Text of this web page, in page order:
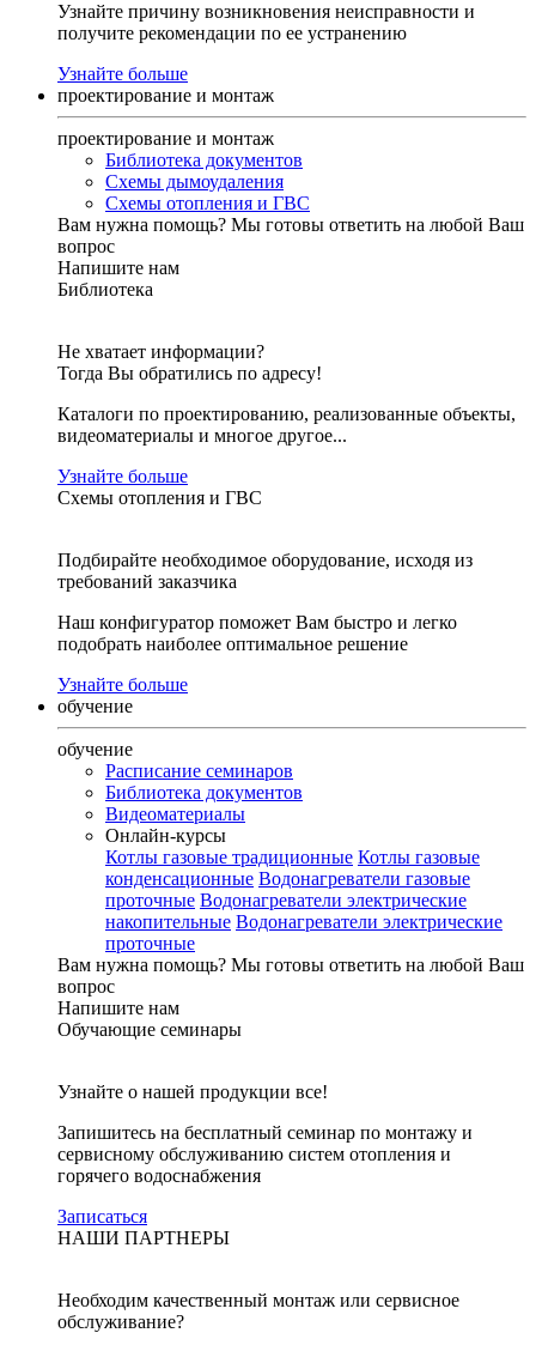
Узнайте причину возникновения неисправности и
получите рекомендации по ее устранению
Узнайте больше
проектирование и монтаж
проектирование и монтаж
Библиотека документов
Схемы дымоудаления
Схемы отопления и ГВС
Вам нужна помощь? Мы готовы ответить на любой Ваш
вопрос
Напишите нам
Библиотека
Не хватает информации?
Тогда Вы обратились по адресу!
Каталоги по проектированию, реализованные объекты,
видеоматериалы и многое другое...
Узнайте больше
Схемы отопления и ГВС
Подбирайте необходимое оборудование, исходя из
требований заказчика
Наш конфигуратор поможет Вам быстро и легко
подобрать наиболее оптимальное решение
Узнайте больше
обучение
обучение
Расписание семинаров
Библиотека документов
Видеоматериалы
Онлайн-курсы
Котлы газовые традиционные Котлы газовые
конденсационные Водонагреватели газовые
проточные Водонагреватели электрические
накопительные Водонагреватели электрические
проточные
Вам нужна помощь? Мы готовы ответить на любой Ваш
вопрос
Напишите нам
Обучающие семинары
Узнайте о нашей продукции все!
Запишитесь на бесплатный семинар по монтажу и
сервисному обслуживанию систем отопления и
горячего водоснабжения
Записаться
НАШИ ПАРТНЕРЫ
Необходим качественный монтаж или сервисное
обслуживание?